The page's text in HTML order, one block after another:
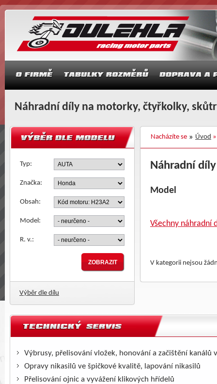
Náhradní díly na motorky, čtyřkolky,
Nacházíte se Úvod
Typ:
Značka:
Obsah:
Model:
R. v.:
Výběr dle dílu
Náhradní
Model
Všechny náhradní
V kategorii nejsou
Výbrusy, přelisování vložek, honování a začištění kanálů
Opravy nikasilů ve špičkové kvalitě, lapování nikasilů
Přelisování ojnic a vyvážení klikových hřídelů